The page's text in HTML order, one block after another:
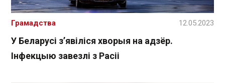
У Беларусі з’явіліся хворыя на адзёр.
Інфекцыю завезлі з Расіі
Грамадства 12.05.2023